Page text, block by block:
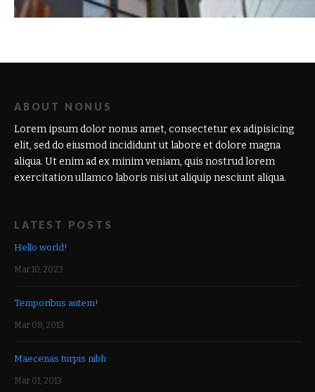
ABOUT NONUS
Lorem ipsum dolor nonus amet, consectetur ex adipisicing
elit, sed do eiusmod incididunt ut labore et dolore magna
aliqua. Ut enim ad ex minim veniam, quis nostrud lorem
exercitation ullamco laboris nisi ut aliquip nesciunt aliqua.
LATEST POSTS
Hello world!
Mar 10, 2023
Temporibus autem!
Mar 08, 2013
Maecenas turpis nibh
Mar 01, 2013